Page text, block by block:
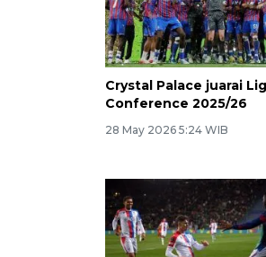
Crystal Palace juarai
Conference 2025/26
28 May 2026 5:24 WIB